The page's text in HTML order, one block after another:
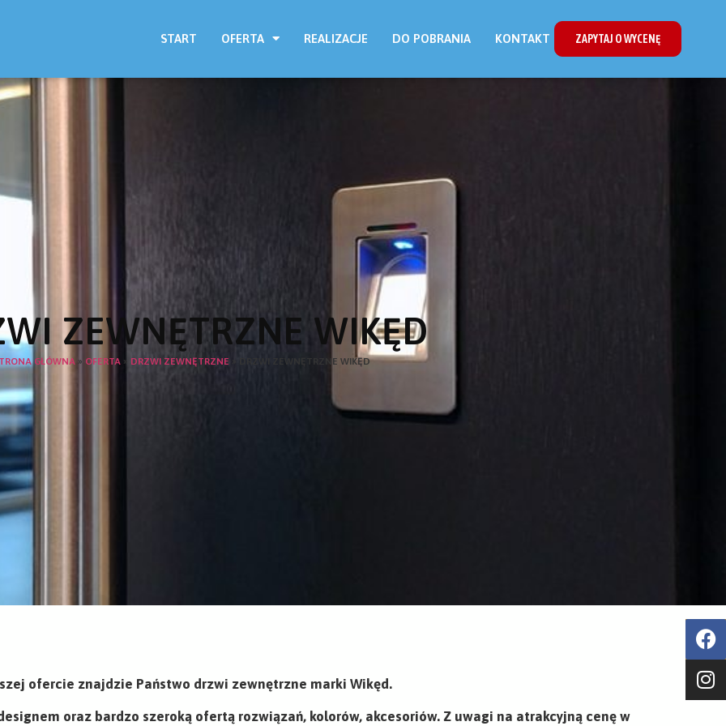
START OFERTA REALIZACJE DO POBRANIA KONTAKT ZAPYTAJ O WYCENĘ
ZEWNĘTRZNE WIKĘD
GŁÓWNA » OFERTA » DRZWI ZEWNĘTRZNE DRZWI ZEWNĘTRZNE WIKĘD
ofercie znajdzie Państwo drzwi zewnętrzne marki Wikęd.
oraz bardzo szeroką ofertą rozwiązań, kolorów, akcesoriów. Z uwagi na atrakcyjną cenę w